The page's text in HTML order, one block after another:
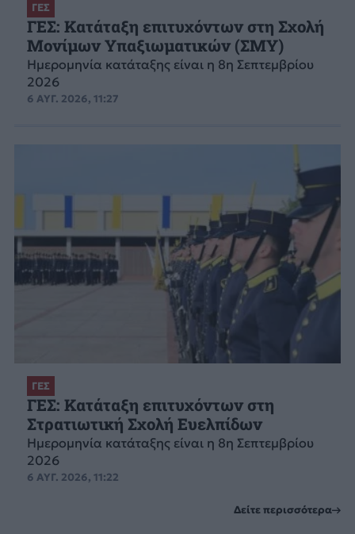
ΓΕΣ
ΓΕΣ: Κατάταξη επιτυχόντων στη Σχολή
Μονίμων Υπαξιωματικών (ΣΜΥ)
Ημερομηνία κατάταξης είναι η 8η Σεπτεμβρίου
2026
6 ΑΥΓ. 2026, 11:27
ΓΕΣ
ΓΕΣ: Κατάταξη επιτυχόντων στη
Στρατιωτική Σχολή Ευελπίδων
Ημερομηνία κατάταξης είναι η 8η Σεπτεμβρίου
2026
6 ΑΥΓ. 2026, 11:22
Δείτε περισσότερα